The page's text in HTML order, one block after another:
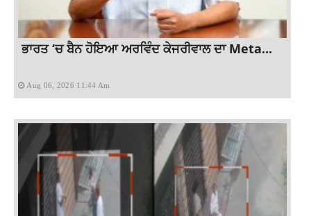
ਭਾਰਤ ‘ਚ ਬੈਨ ਹੋਇਆ ਅਰਵਿੰਦ ਕੇਜਰੀਵਾਲ ਦਾ Meta...
Aug 06, 2026 11:44 Am